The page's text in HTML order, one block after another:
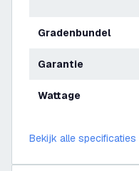
Gradenbundel
Garantie
Wattage
Bekijk alle specificaties